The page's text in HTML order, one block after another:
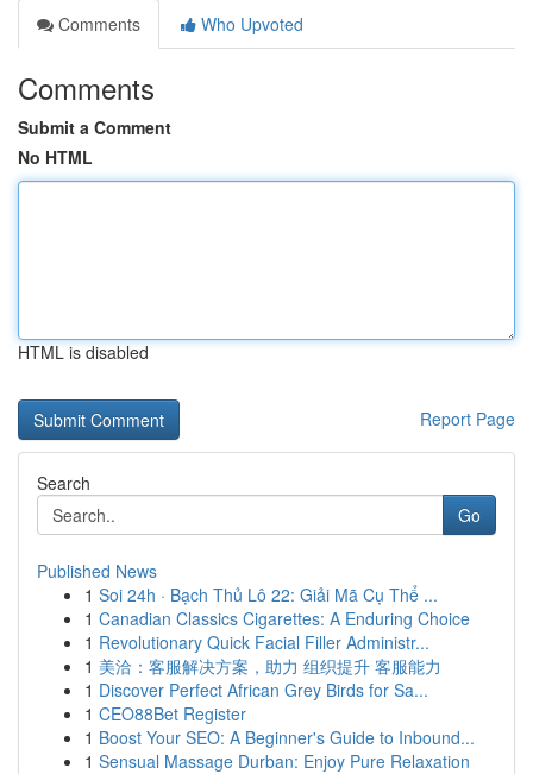
Comments
Who Upvoted
Comments
Submit a Comment
No HTML
HTML is disabled
Report Page
Search
Go
Published News
1 Soi 24h · Bạch Thủ Lô 22: Giải Mã Cụ Thể ...
1 Canadian Classics Cigarettes: A Enduring Choice
1 Revolutionary Quick Facial Filler Administr...
1 美洽：客服解决方案，助力 组织提升 客服能力
1 Discover Perfect African Grey Birds for Sa...
1 CEO88Bet Register
1 Boost Your SEO: A Beginner's Guide to Inbound...
1 Sensual Massage Durban: Enjoy Pure Relaxation